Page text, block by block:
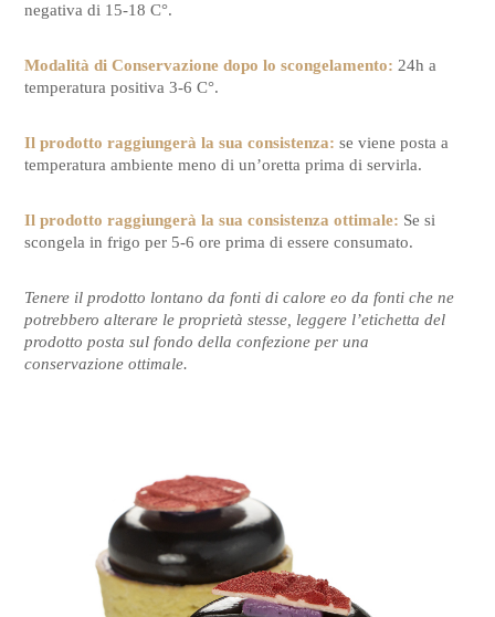
negativa di 15-18 C°.
Modalità di Conservazione dopo lo scongelamento: 24h a
temperatura positiva 3-6 C°.
Il prodotto raggiungerà la sua consistenza: se viene posta a
temperatura ambiente meno di un’oretta prima di servirla.
Il prodotto raggiungerà la sua consistenza ottimale: Se si
scongela in frigo per 5-6 ore prima di essere consumato.
Tenere il prodotto lontano da fonti di calore eo da fonti che ne
potrebbero alterare le proprietà stesse, leggere l’etichetta del
prodotto posta sul fondo della confezione per una
conservazione ottimale.